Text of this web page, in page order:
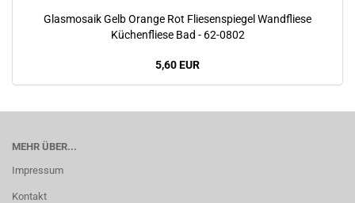
Glasmosaik Gelb Orange Rot Fliesenspiegel Wandfliese
Küchenfliese Bad - 62-0802
5,60 EUR
MEHR ÜBER...
Impressum
Kontakt